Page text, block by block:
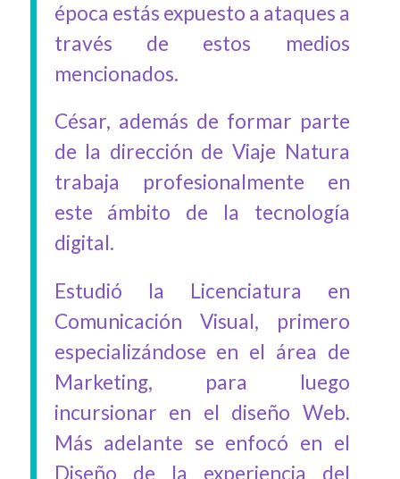
época estás expuesto a ataques a
través de estos medios
mencionados.
César, además de formar parte
de la dirección de Viaje Natura
trabaja profesionalmente en
este ámbito de la tecnología
digital.
Estudió la Licenciatura en
Comunicación Visual, primero
especializándose en el área de
Marketing, para luego
incursionar en el diseño Web.
Más adelante se enfocó en el
Diseño de la experiencia del